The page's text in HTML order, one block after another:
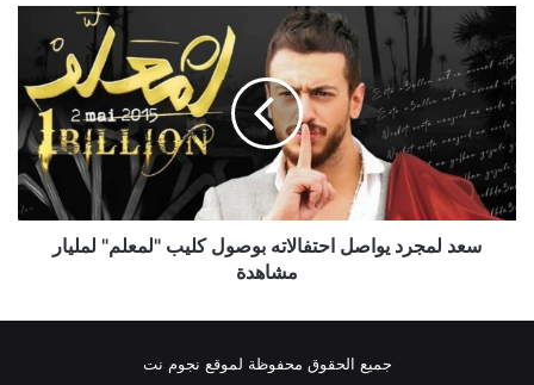
سعد
لمجرد
يواصل
احتفالاته
بوصول
كليب
"لمعلم"
لمليار
مشاهدة
سعد لمجرد يواصل احتفالاته بوصول كليب "لمعلم" لمليار
مشاهدة
جميع الحقوق محفوظة لموقع نجوم نت